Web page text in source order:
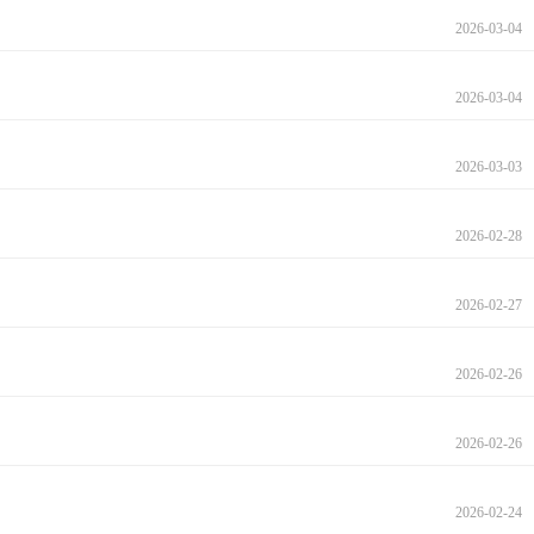
2026-03-04
2026-03-04
2026-03-03
2026-02-28
2026-02-27
2026-02-26
2026-02-26
2026-02-24